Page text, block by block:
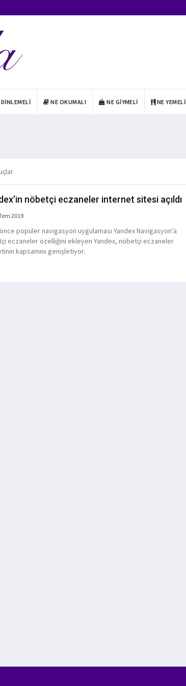
NE OKUMALI NE GIYMELI NE YEMELI
nöbetçi eczaneler internet sitesi açıldı
2019
popüler navigasyon uygulaması Yandex Navigasyon’a
eczaneler özelliğini ekleyen Yandex, nöbetçi eczaneler
kapsamını genişletiyor.